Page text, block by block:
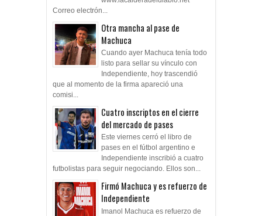
Correo electrón...
Otra mancha al pase de
Machuca
Cuando ayer Machuca tenía todo
listo para sellar su vínculo con
Independiente, hoy trascendió
que al momento de la firma apareció una
comisi...
Cuatro inscriptos en el cierre
del mercado de pases
Este viernes cerró el libro de
pases en el fútbol argentino e
Independiente inscribió a cuatro
futbolistas para seguir negociando. Ellos son...
Firmó Machuca y es refuerzo de
Independiente
Imanol Machuca es refuerzo de